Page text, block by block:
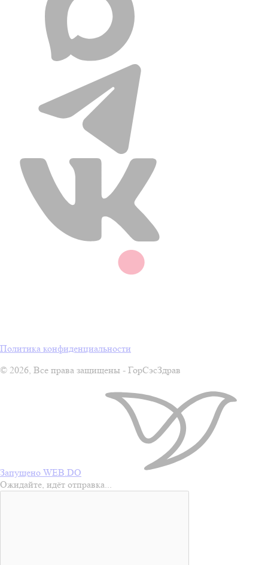
Политика конфиденциальности
© 2026, Все права защищены - ГорСэсЗдрав
Запущено WEB.DO
Ожидайте, идёт отправка...